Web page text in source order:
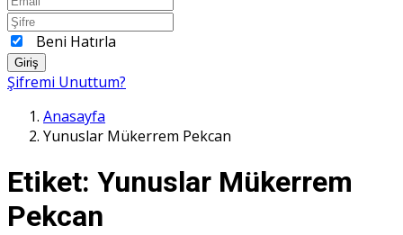
Beni Hatırla
Giriş
Şifremi Unuttum?
Anasayfa
Yunuslar Mükerrem Pekcan
Etiket: Yunuslar Mükerrem
Pekcan